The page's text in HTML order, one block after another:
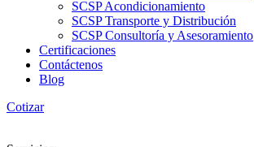
SCSP Acondicionamiento
SCSP Transporte y Distribución
SCSP Consultoría y Asesoramiento
Certificaciones
Contáctenos
Blog
Cotizar